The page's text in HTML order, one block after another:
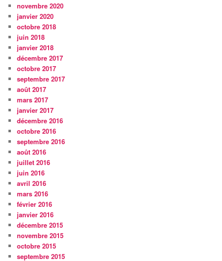
novembre 2020
janvier 2020
octobre 2018
juin 2018
janvier 2018
décembre 2017
octobre 2017
septembre 2017
août 2017
mars 2017
janvier 2017
décembre 2016
octobre 2016
septembre 2016
août 2016
juillet 2016
juin 2016
avril 2016
mars 2016
février 2016
janvier 2016
décembre 2015
novembre 2015
octobre 2015
septembre 2015